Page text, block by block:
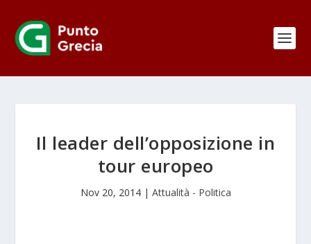
Il leader dell’opposizione in
tour europeo
Nov 20, 2014| Attualità - Politica